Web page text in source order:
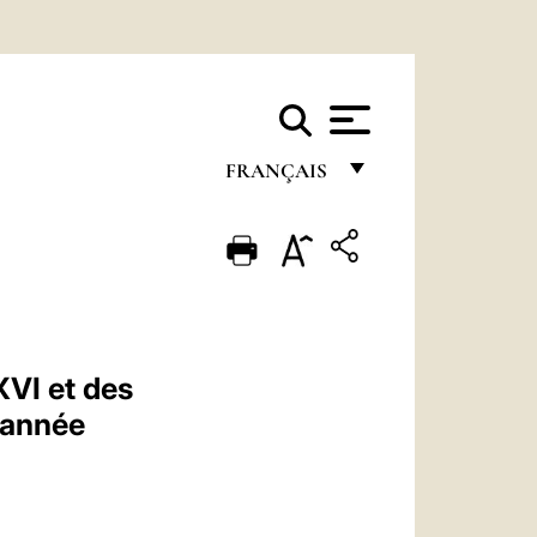
FRANÇAIS
ENGLISH
et des